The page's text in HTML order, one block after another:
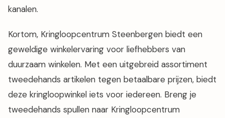
kanalen.
Kortom, Kringloopcentrum Steenbergen biedt een
geweldige winkelervaring voor liefhebbers van
duurzaam winkelen. Met een uitgebreid assortiment
tweedehands artikelen tegen betaalbare prijzen, biedt
deze kringloopwinkel iets voor iedereen. Breng je
tweedehands spullen naar Kringloopcentrum